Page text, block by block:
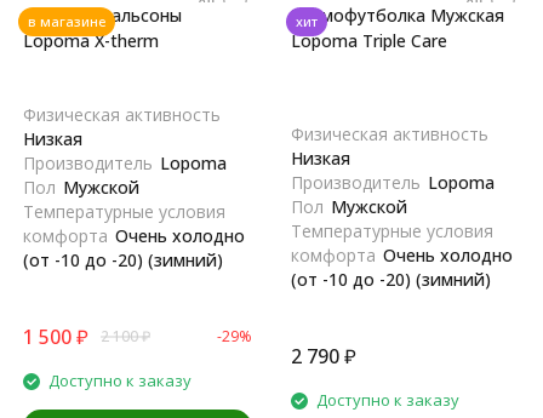
в магазине
Мужские кальсоны
Lopoma X-therm
Физическая активность
Низкая
Производитель Lopoma
Пол Мужской
Температурные условия
комфорта Очень холодно
(от -10 до -20) (зимний)
1 500₽ 2 100₽ -29%
Доступно к заказу
хит
Термофутболка Мужская
Lopoma Triple Care
Физическая активность
Низкая
Производитель Lopoma
Пол Мужской
Температурные условия
комфорта Очень холодно
(от -10 до -20) (зимний)
2 790₽
Доступно к заказу